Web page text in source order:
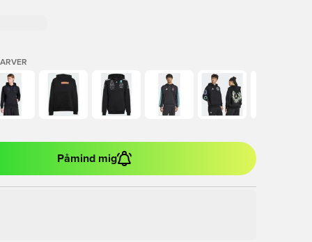
Påmind mig